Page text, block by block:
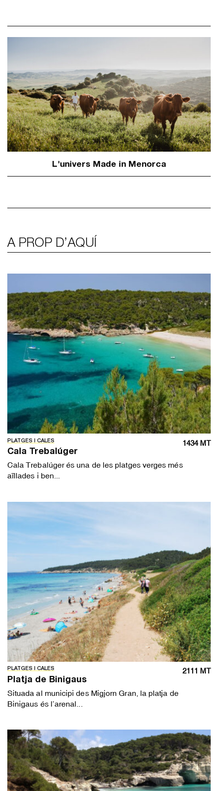
L'univers Made in Menorca
A PROP D’AQUÍ
PLATGES I CALES 1434 MT
Cala Trebalúger
Cala Trebalúger és una de les platges verges més
aïllades i ben...
PLATGES I CALES 2111 MT
Platja de Binigaus
Situada al municipi des Migjorn Gran, la platja de
Binigaus és l’arenal...